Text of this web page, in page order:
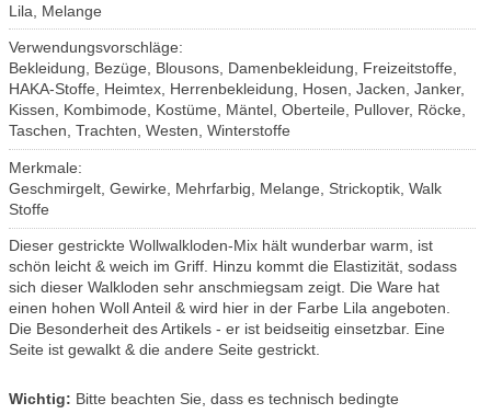
Lila, Melange
Verwendungsvorschläge:
Bekleidung, Bezüge, Blousons, Damenbekleidung, Freizeitstoffe,
HAKA-Stoffe, Heimtex, Herrenbekleidung, Hosen, Jacken, Janker,
Kissen, Kombimode, Kostüme, Mäntel, Oberteile, Pullover, Röcke,
Taschen, Trachten, Westen, Winterstoffe
Merkmale:
Geschmirgelt, Gewirke, Mehrfarbig, Melange, Strickoptik, Walk
Stoffe
Dieser gestrickte Wollwalkloden-Mix hält wunderbar warm, ist
schön leicht & weich im Griff. Hinzu kommt die Elastizität, sodass
sich dieser Walkloden sehr anschmiegsam zeigt. Die Ware hat
einen hohen Woll Anteil & wird hier in der Farbe Lila angeboten.
Die Besonderheit des Artikels - er ist beidseitig einsetzbar. Eine
Seite ist gewalkt & die andere Seite gestrickt.
Wichtig: Bitte beachten Sie, dass es technisch bedingte